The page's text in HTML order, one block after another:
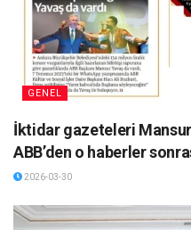
GENEL
İktidar gazeteleri Mansur
ABB’den o haberler
2026-03-30